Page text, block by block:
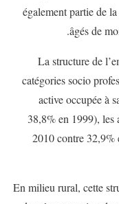
également partie de
âgés de
La structure de
catégories socio
active occupée à
38,8% en 1999), les
2010 contre 32,9%
En milieu rural, cette